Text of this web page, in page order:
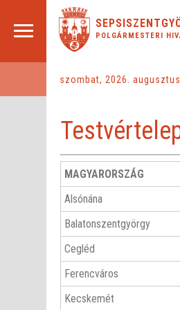
POLGÁRMESTERI
szombat, 2026. augusztus
MAGYARORSZÁG
Alsónána
Balatonszentgyörgy
Cegléd
Ferencváros
Kecskemét